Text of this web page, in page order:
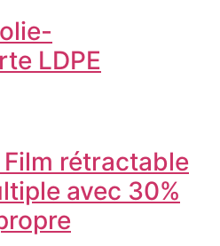
LDPE
Film rétractable
avec 30%